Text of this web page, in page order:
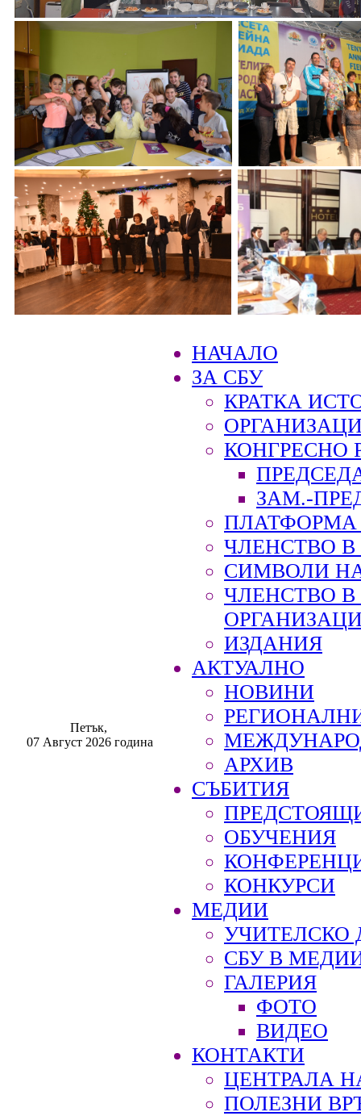
Петък,
07 Август 2026 година
НАЧАЛО
ЗА СБУ
КРАТКА
КОНГРЕСНО
ЗАМ.-
ПЛАТФОРМА
ЧЛЕНСТВО В
СИМВОЛИ
ЧЛЕНСТВО
ИЗДАНИЯ
АКТУАЛНО
НОВИНИ
АРХИВ
СЪБИТИЯ
ОБУЧЕНИЯ
КОНКУРСИ
МЕДИИ
УЧИТЕЛСКО
СБУ В
ГАЛЕРИЯ
ФОТО
ВИДЕО
КОНТАКТИ
ЦЕНТРАЛА
ПОЛЕЗНИ